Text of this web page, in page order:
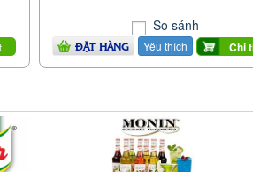
So sánh
ĐẶT HÀNG Yêu thích Chi